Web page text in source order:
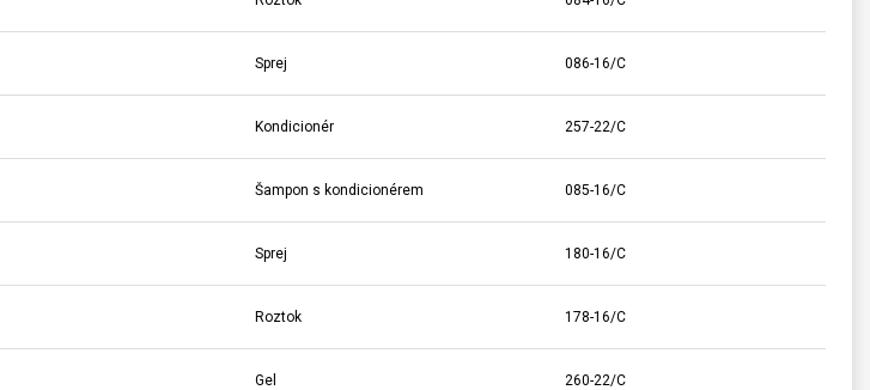
Sprej 086-16/C
Kondicionér 257-22/C
Šampon s kondicionérem 085-16/C
Sprej 180-16/C
Roztok 178-16/C
Gel 260-22/C